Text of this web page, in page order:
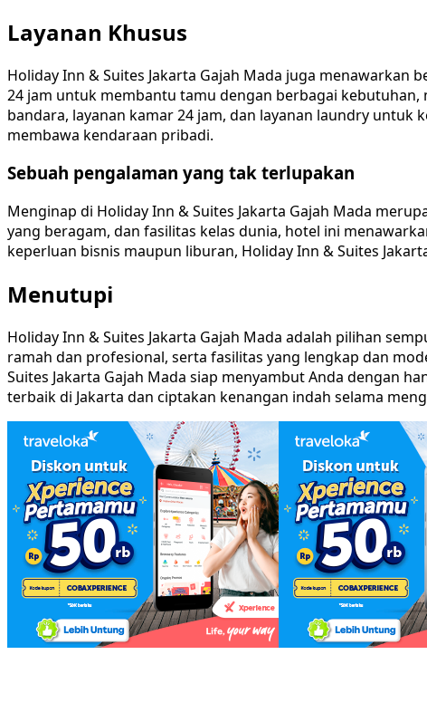
Layanan Khusus
Holiday Inn & Suites Jakarta Gajah Mada juga
24 jam untuk membantu tamu dengan berbagai
bandara, layanan kamar 24 jam, dan layanan laundry untuk
membawa kendaraan pribadi.
Sebuah pengalaman yang tak terlupakan
Menginap di Holiday Inn & Suites Jakarta Gajah Mada
yang beragam, dan fasilitas kelas dunia, hotel ini
keperluan bisnis maupun liburan, Holiday Inn & Suites
Menutupi
Holiday Inn & Suites Jakarta Gajah Mada adalah pilihan
ramah dan profesional, serta fasilitas yang lengkap dan
Suites Jakarta Gajah Mada siap menyambut Anda dengan
terbaik di Jakarta dan ciptakan kenangan indah selama